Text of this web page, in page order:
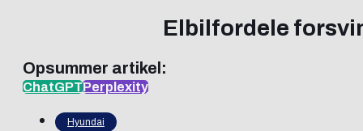
Elbilfordele
Opsummer artikel:
ChatGPTPerplexity
Hyundai